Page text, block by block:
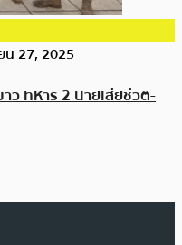
27, 2025
ว ทหาร 2 นายเสียชีวิต-